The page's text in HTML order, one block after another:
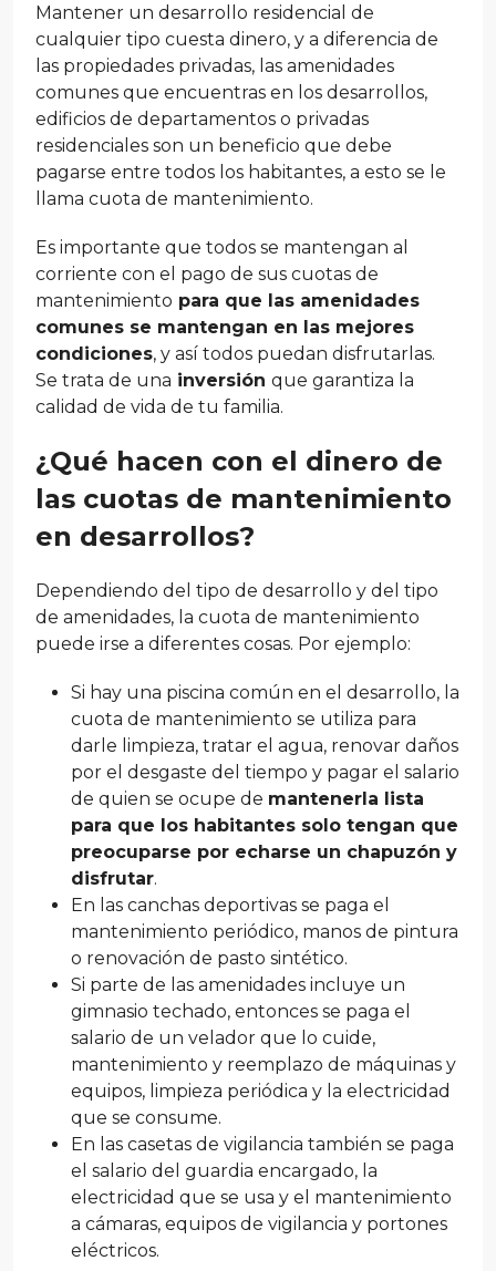
Mantener un desarrollo residencial de
cualquier tipo cuesta dinero, y a diferencia de
las propiedades privadas, las amenidades
comunes que encuentras en los desarrollos,
edificios de departamentos o privadas
residenciales son un beneficio que debe
pagarse entre todos los habitantes, a esto se le
llama cuota de mantenimiento.
Es importante que todos se mantengan al
corriente con el pago de sus cuotas de
mantenimiento para que las amenidades
comunes se mantengan en las mejores
condiciones, y así todos puedan disfrutarlas.
Se trata de una inversión que garantiza la
calidad de vida de tu familia.
¿Qué hacen con el dinero de
las cuotas de mantenimiento
en desarrollos?
Dependiendo del tipo de desarrollo y del tipo
de amenidades, la cuota de mantenimiento
puede irse a diferentes cosas. Por ejemplo:
Si hay una piscina común en el desarrollo, la
cuota de mantenimiento se utiliza para
darle limpieza, tratar el agua, renovar daños
por el desgaste del tiempo y pagar el salario
de quien se ocupe de mantenerla lista
para que los habitantes solo tengan que
preocuparse por echarse un chapuzón y
disfrutar.
En las canchas deportivas se paga el
mantenimiento periódico, manos de pintura
o renovación de pasto sintético.
Si parte de las amenidades incluye un
gimnasio techado, entonces se paga el
salario de un velador que lo cuide,
mantenimiento y reemplazo de máquinas y
equipos, limpieza periódica y la electricidad
que se consume.
En las casetas de vigilancia también se paga
el salario del guardia encargado, la
electricidad que se usa y el mantenimiento
a cámaras, equipos de vigilancia y portones
eléctricos.